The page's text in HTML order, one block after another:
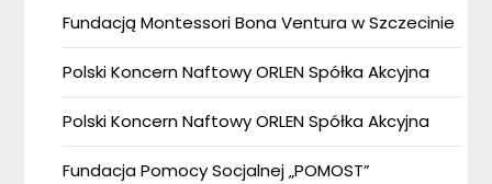
Fundacją Montessori Bona Ventura w Szczecinie
Polski Koncern Naftowy ORLEN Spółka Akcyjna
Polski Koncern Naftowy ORLEN Spółka Akcyjna
Fundacja Pomocy Socjalnej „POMOST”